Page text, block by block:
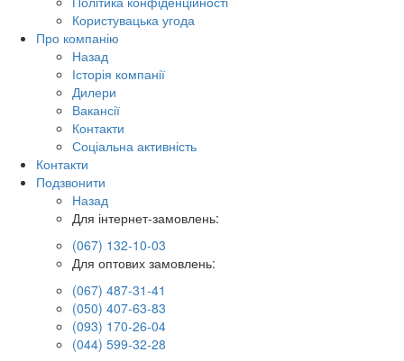
Користувацька угода
Про компанію
Назад
Історія компанії
Дилери
Вакансії
Контакти
Соціальна активність
Контакти
Подзвонити
Назад
Для інтернет-замовлень:
(067) 132-10-03
Для оптових замовлень:
(067) 487-31-41
(050) 407-63-83
(093) 170-26-04
(044) 599-32-28